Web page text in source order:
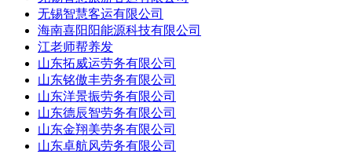
无锡智慧客运有限公司
海南喜阳阳能源科技有限公司
江老师帮养发
山东拓威运劳务有限公司
山东铭傲丰劳务有限公司
山东洋景振劳务有限公司
山东德辰智劳务有限公司
山东金翔美劳务有限公司
山东卓航风劳务有限公司